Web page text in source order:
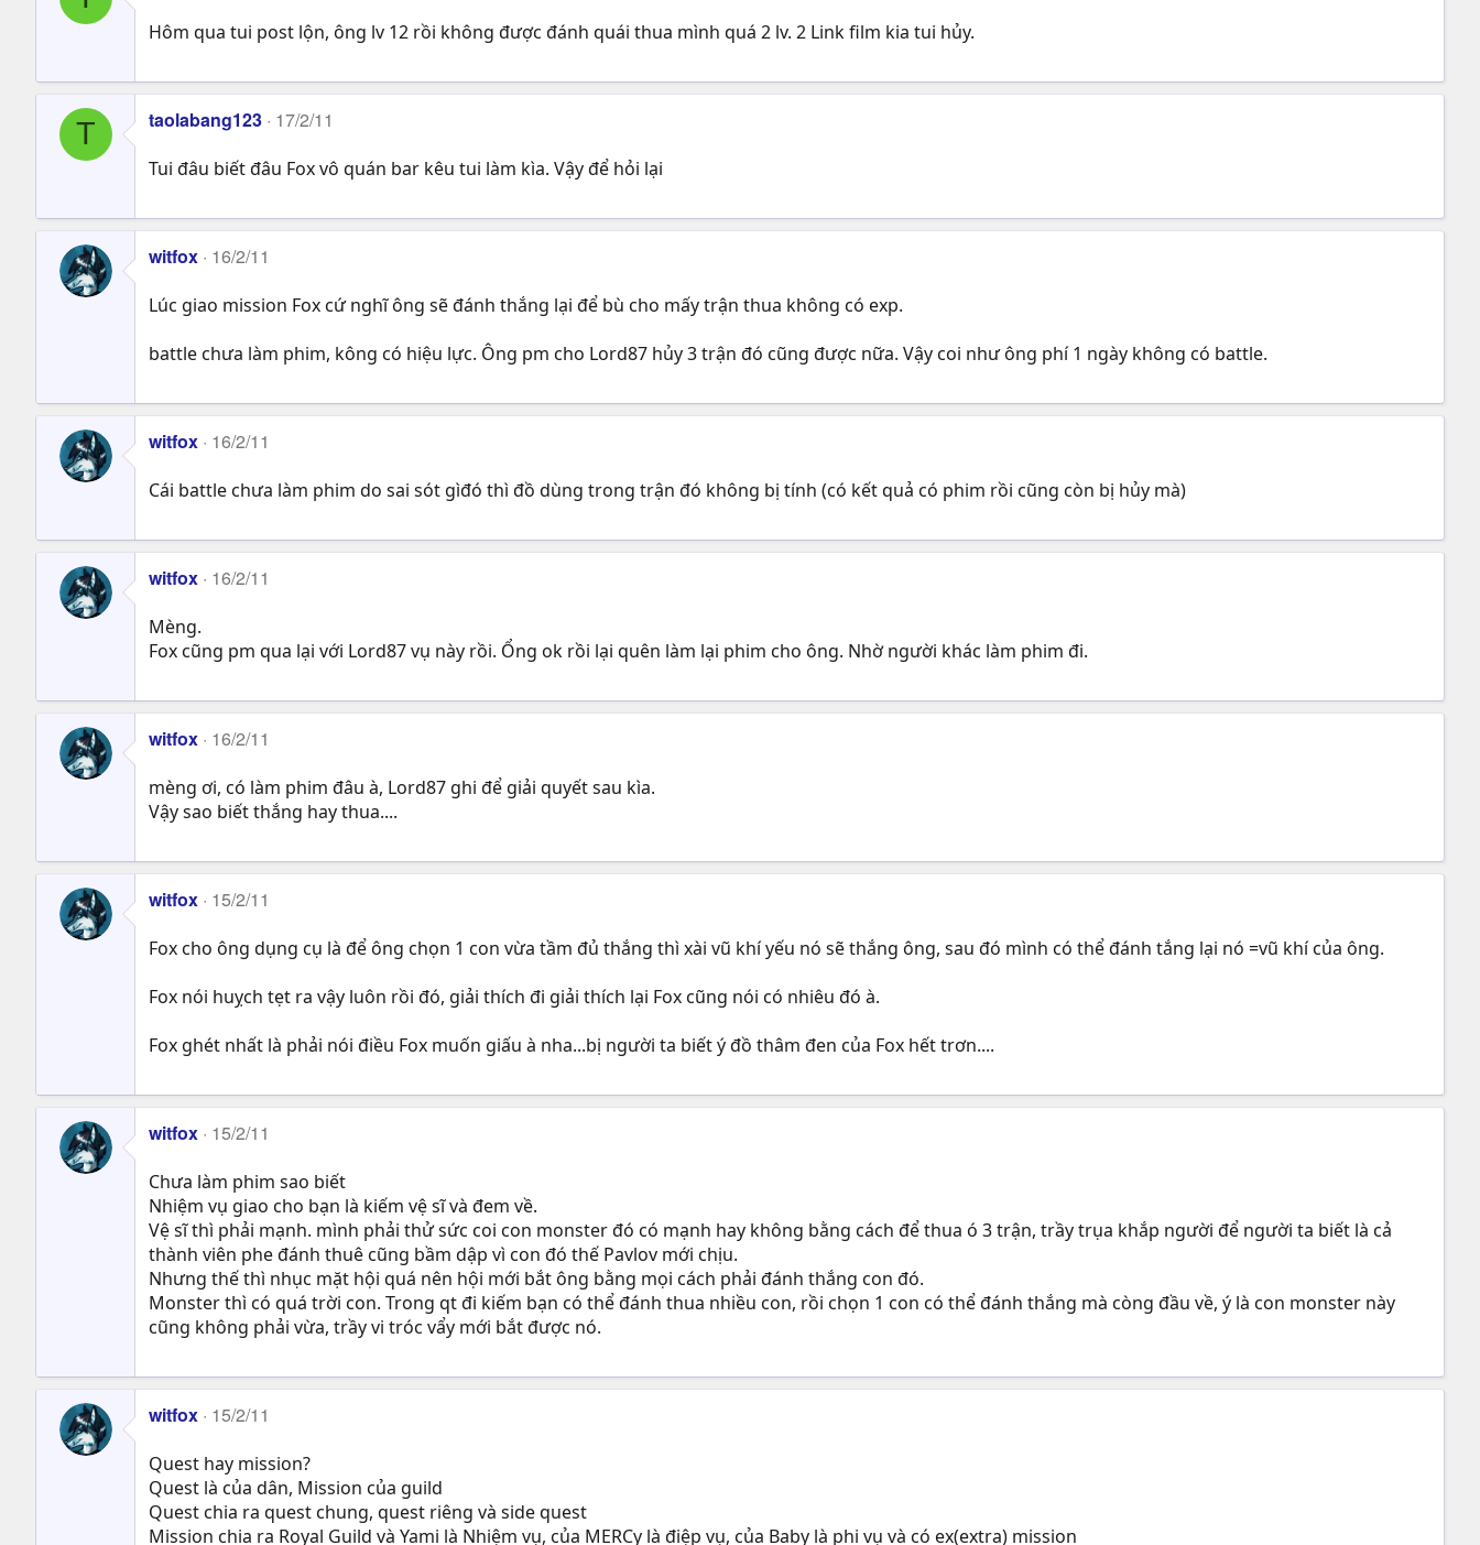
Hôm qua tui post lộn, ông lv 12 rồi không được đánh quái thua mình quá 2 lv. 2 Link film kia tui hủy.
T taolabang123 17/2/11
Tui đâu biết đâu Fox vô quán bar kêu tui làm kìa. Vậy để hỏi lại
witfox 16/2/11
Lúc giao mission Fox cứ nghĩ ông sẽ đánh thắng lại để bù cho mấy trận thua không có exp.
battle chưa làm phim, kông có hiệu lực. Ông pm cho Lord87 hủy 3 trận đó cũng được nữa. Vậy coi như ông phí 1 ngày không có battle.
witfox 16/2/11
Cái battle chưa làm phim do sai sót gìđó thì đồ dùng trong trận đó không bị tính (có kết quả có phim rồi cũng còn bị hủy mà)
witfox 16/2/11
Mèng.
Fox cũng pm qua lại với Lord87 vụ này rồi. Ổng ok rồi lại quên làm lại phim cho ông. Nhờ người khác làm phim đi.
witfox 16/2/11
mèng ơi, có làm phim đâu à, Lord87 ghi để giải quyết sau kìa.
Vậy sao biết thắng hay thua....
witfox 15/2/11
Fox cho ông dụng cụ là để ông chọn 1 con vừa tầm đủ thắng thì xài vũ khí yếu nó sẽ thắng ông, sau đó mình có thể đánh tắng lại nó =vũ khí của ông.
Fox nói huỵch tẹt ra vậy luôn rồi đó, giải thích đi giải thích lại Fox cũng nói có nhiêu đó à.
Fox ghét nhất là phải nói điều Fox muốn giấu à nha...bị người ta biết ý đồ thâm đen của Fox hết trơn....
witfox 15/2/11
Chưa làm phim sao biết
Nhiệm vụ giao cho bạn là kiếm vệ sĩ và đem về.
Vệ sĩ thì phải mạnh. mình phải thử sức coi con monster đó có mạnh hay không bằng cách để thua ó 3 trận, trầy trụa khắp người để người ta biết là cả
thành viên phe đánh thuê cũng bầm dập vì con đó thế Pavlov mới chịu.
Nhưng thế thì nhục mặt hội quá nên hội mới bắt ông bằng mọi cách phải đánh thắng con đó.
Monster thì có quá trời con. Trong qt đi kiếm bạn có thể đánh thua nhiều con, rồi chọn 1 con có thể đánh thắng mà còng đầu về, ý là con monster này
cũng không phải vừa, trầy vi tróc vẩy mới bắt được nó.
witfox 15/2/11
Quest hay mission?
Quest là của dân, Mission của guild
Quest chia ra quest chung, quest riêng và side quest
Mission chia ra Royal Guild và Yami là Nhiệm vụ, của MERCy là điệp vụ, của Baby là phi vụ và có ex(extra) mission